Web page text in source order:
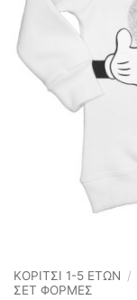
ΚΟΡΙΤΣΙ 1-5 ΕΤΩΝ /
ΣΕΤ ΦΟΡΜΕΣ